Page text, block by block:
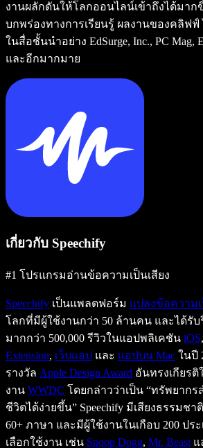
งานผลักดันให้โลกออนไลน์เข้าถึงได้มา
บกพร่องทางการเรียนรู้ ผลงานของคลิฟ
ในสื่อชั้นนำอย่าง EdSurge, Inc., PC Mag,
และอีกมากมาย
เกี่ยวกับ Speechify
#1 โปรแกรมอ่านข้อความเป็นเสียง
Speechify เป็นแพลตฟอร์ม แปลงข้อความเ
โลกที่มีผู้ใช้งานกว่า 50 ล้านคน และได้รับ
มากกว่า 500,000 รีวิวในแอปพลิเคชัน iOS,
Extension, เว็บแอป และ แอปบน Mac ในปี
รางวัล Apple Design Award อันทรงเกียรติ
งาน WWDC โดยกล่าวว่าเป็น “ทรัพยาก
ชีวิตได้ง่ายขึ้น” Speechify มีเสียงธรรมชา
60+ ภาษา และมีผู้ใช้งานในเกือบ 200 ปร
เลือกใช้งาน เช่น Snoop Dogg, Mr. Beast แ